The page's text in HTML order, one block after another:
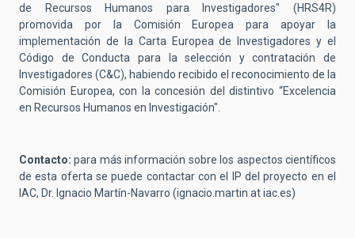
de Recursos Humanos para Investigadores" (HRS4R)
promovida por la Comisión Europea para apoyar la
implementación de la Carta Europea de Investigadores y el
Código de Conducta para la selección y contratación de
Investigadores (C&C), habiendo recibido el reconocimiento de la
Comisión Europea, con la concesión del distintivo “Excelencia
en Recursos Humanos en Investigación".
Contacto: para más información sobre los aspectos científicos
de esta oferta se puede contactar con el IP del proyecto en el
IAC, Dr. Ignacio Martín-Navarro (ignacio.martin at iac.es)